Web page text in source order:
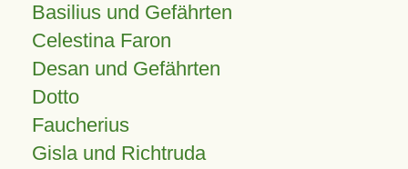
Basilius und Gefährten
Celestina Faron
Desan und Gefährten
Dotto
Faucherius
Gisla und Richtruda